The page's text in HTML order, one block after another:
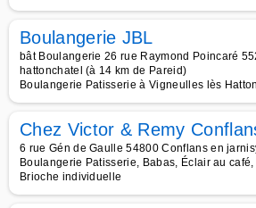
Boulangerie JBL
bât Boulangerie 26 rue Raymond Poincaré
hattonchatel (à 14 km de Pareid)
Boulangerie Patisserie à Vigneulles lès
Chez Victor & Remy
6 rue Gén de Gaulle 54800 Conflans en
Boulangerie Patisserie, Babas, Éclair au
Brioche individuelle